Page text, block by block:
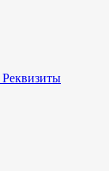
Реквизиты